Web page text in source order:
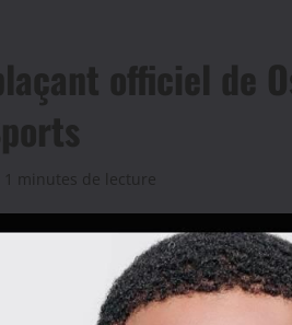
officiel de
1 minutes de lecture